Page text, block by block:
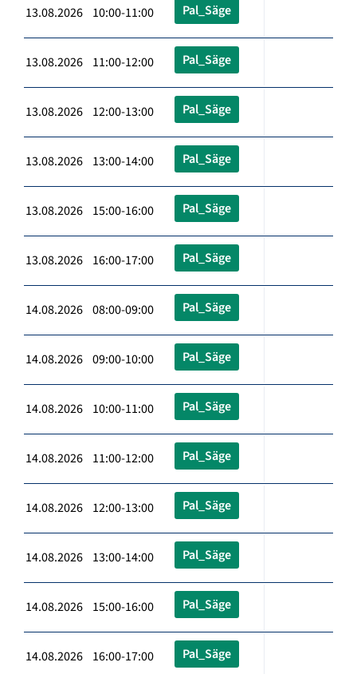
13.08.2026 10:00-11:00 Pal_Säge
13.08.2026 11:00-12:00 Pal_Säge
13.08.2026 12:00-13:00 Pal_Säge
13.08.2026 13:00-14:00 Pal_Säge
13.08.2026 15:00-16:00 Pal_Säge
13.08.2026 16:00-17:00 Pal_Säge
14.08.2026 08:00-09:00 Pal_Säge
14.08.2026 09:00-10:00 Pal_Säge
14.08.2026 10:00-11:00 Pal_Säge
14.08.2026 11:00-12:00 Pal_Säge
14.08.2026 12:00-13:00 Pal_Säge
14.08.2026 13:00-14:00 Pal_Säge
14.08.2026 15:00-16:00 Pal_Säge
14.08.2026 16:00-17:00 Pal_Säge